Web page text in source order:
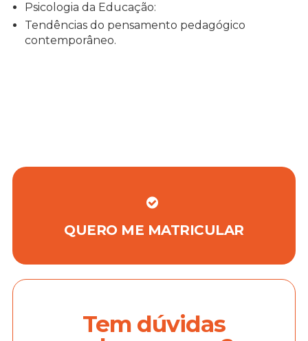
Psicologia da Educação:
Tendências do pensamento pedagógico
contemporâneo.
QUERO ME MATRICULAR
Tem dúvidas